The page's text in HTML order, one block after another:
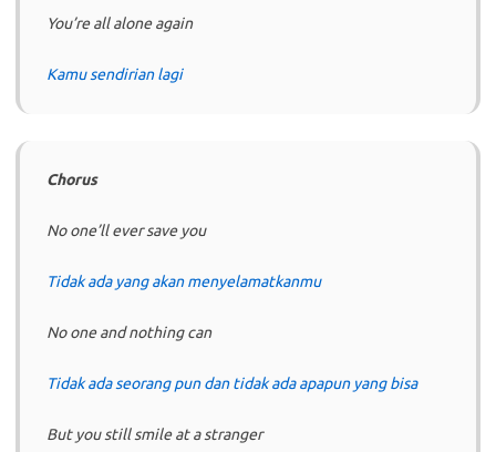
You’re all alone again
Kamu sendirian lagi
Chorus
No one’ll ever save you
Tidak ada yang akan menyelamatkanmu
No one and nothing can
Tidak ada seorang pun dan tidak ada apapun yang bisa
But you still smile at a stranger